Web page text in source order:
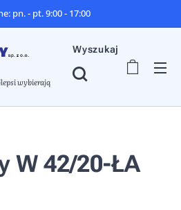
pn. - pt. 9:00 - 17:00
wybierają
Wyszukaj
W 42/20-ŁA